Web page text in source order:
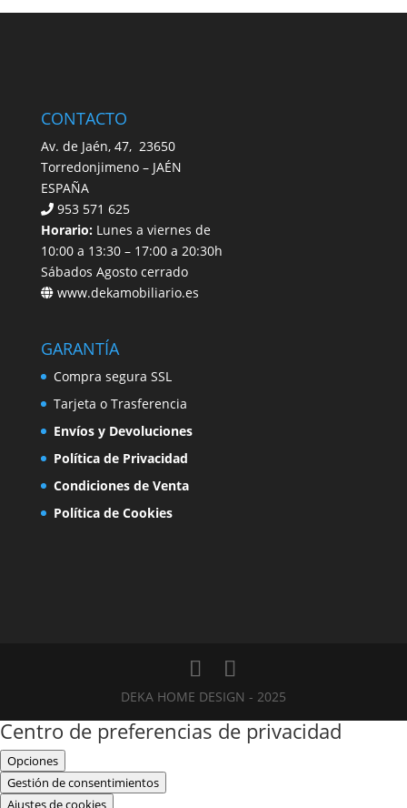
CONTACTO
Av. de Jaén, 47, 23650
Torredonjimeno – JAÉN
ESPAÑA
953 571 625
Horario:Lunes a viernes de
10:00 a 13:30 – 17:00 a 20:30h
Sábados Agosto cerrado
www.dekamobiliario.es
GARANTÍA
Compra segura SSL
Tarjeta o Trasferencia
Envíos y Devoluciones
Política de Privacidad
Condiciones de Venta
Política de Cookies
DEKA HOME DESIGN - 2025
Centro de preferencias de privacidad
Opciones
Gestión de consentimientos